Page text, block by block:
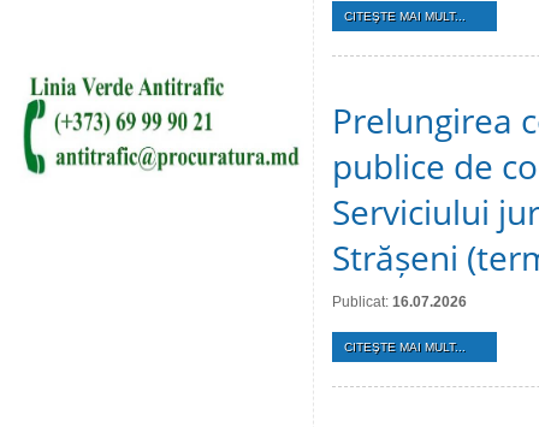
CITEŞTE MAI MULT...
Prelungirea
publice de
Serviciului
Strășeni
Publicat: 16.07.2026
CITEŞTE MAI MULT...